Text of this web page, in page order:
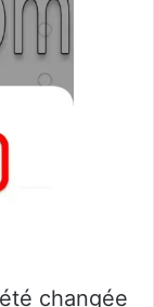
changée